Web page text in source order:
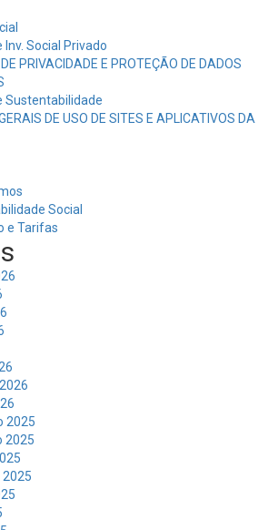
Inv. Social Privado
PRIVACIDADE E PROTEÇÃO DE DADOS
Sustentabilidade
DE USO DE SITES E APLICATIVOS DA
Social
e Tarifas
2025
2025